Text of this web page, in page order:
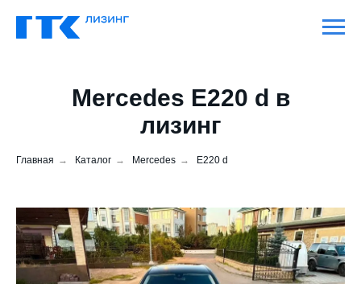
Mercedes E220 d в
лизинг
Главная → Каталог → Mercedes → E220 d